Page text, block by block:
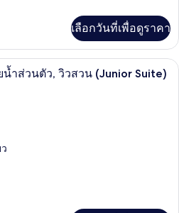
เลือกวันที่เพื่อดูราคา
ห้องสวีท, 1 ห้องนอน, สระว่ายน้ำส่วนตั
ำส่วนตัว, วิวสวน (Junior Suite)